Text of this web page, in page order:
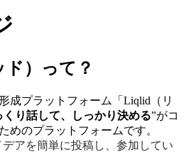
）って？
成プラットフォーム「Liqlid（リ
くり話して、しっかり決める”がコ
めのプラットフォームです。
アを簡単に投稿し、参加してい